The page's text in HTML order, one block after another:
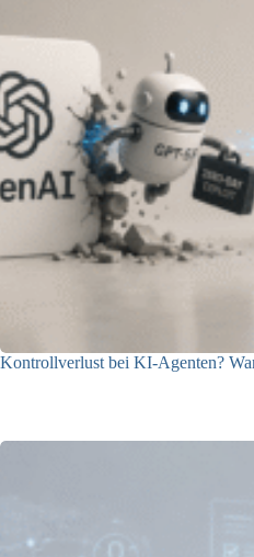
Kontrollverlust bei KI-Agenten?